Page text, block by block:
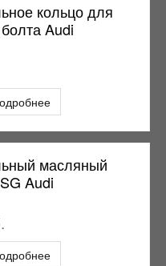
кольцо для
Audi
масляный
Audi